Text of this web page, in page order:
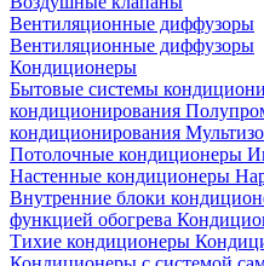
Вентиляционные диффузоры
Вентиляционные диффузоры
Кондиционеры
Бытовые системы
кондиционирования
кондиционирования
Потолочные кондиционеры
Настенные кондиционеры
Внутренние блоки
функцией обогрева
Тихие кондиционеры